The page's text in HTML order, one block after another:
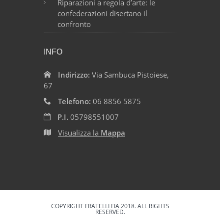
Riparazioni a regola d’arte: le
confederazioni disertano il
confronto
INFO
Indirizzo: Via Sambuca Pistoiese,
67
Telefono: 06 8856 5875
P.I. 05798551007
Visualizza la Mappa
COPYRIGHT FRATELLI FIA 2018. ALL RIGHTS
RESERVED.